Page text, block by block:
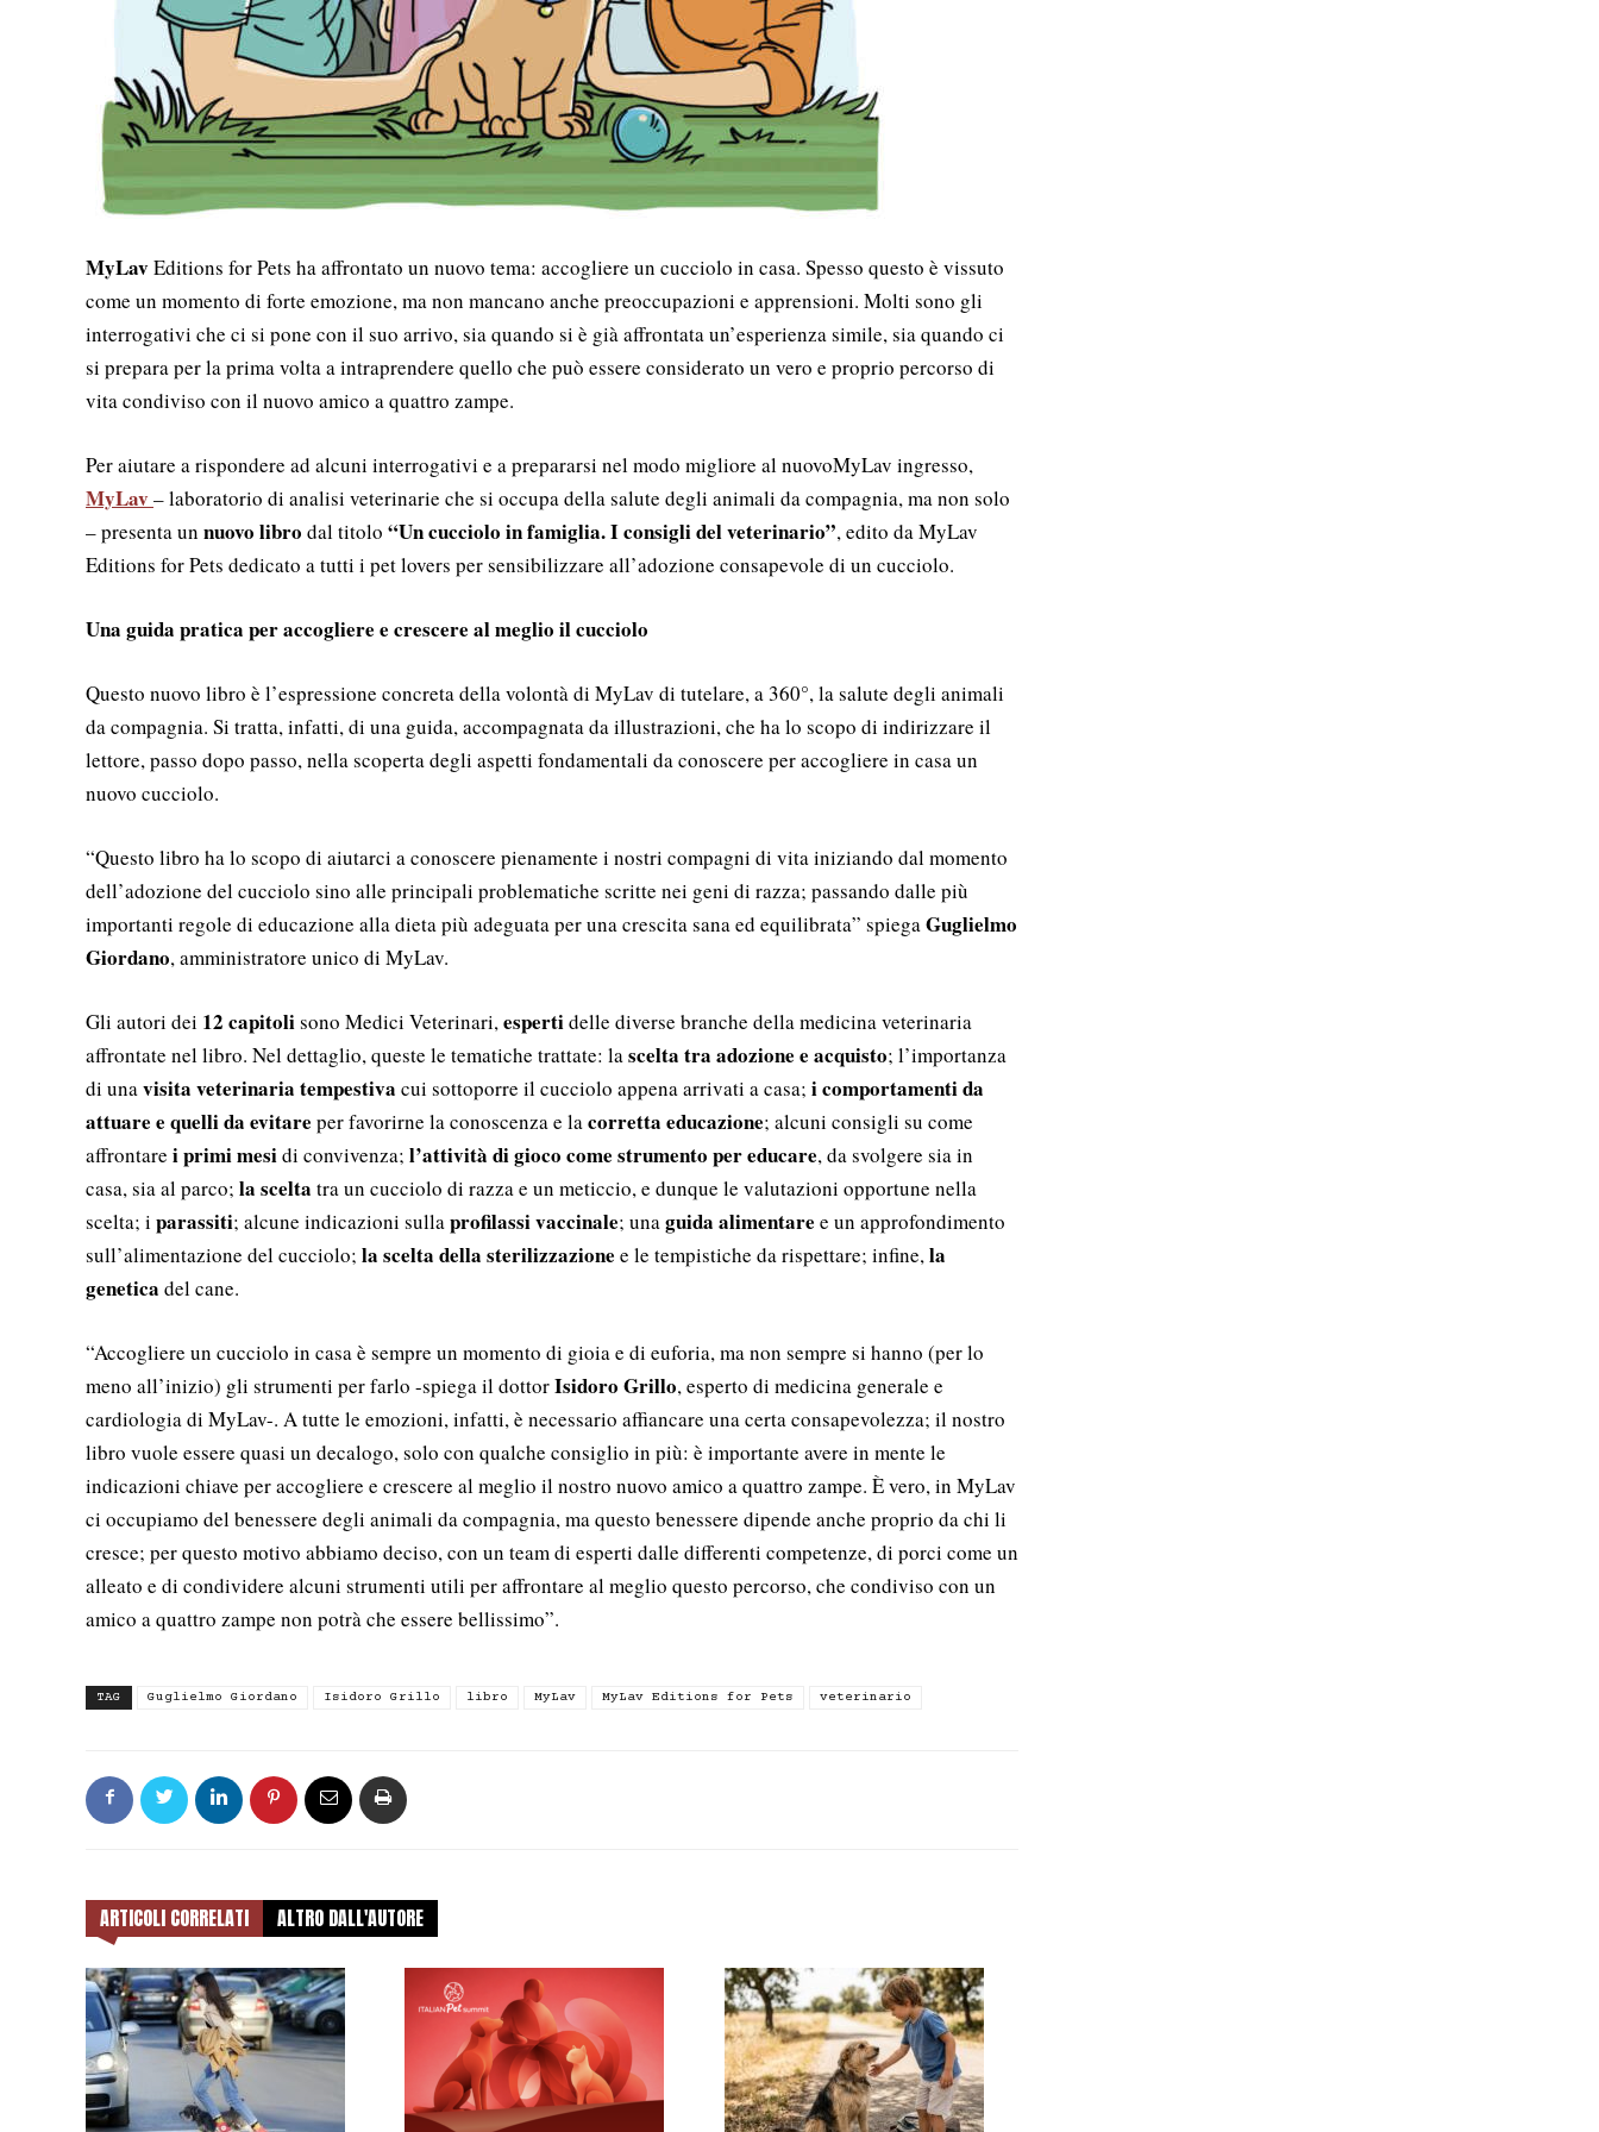
MyLavEditions for Pets ha affrontato un nuovo tema: accogliere un cucciolo in casa. Spesso questo è vissuto
come un momento di forte emozione, ma non mancano anche preoccupazioni e apprensioni. Molti sono gli
interrogativi che ci si pone con il suo arrivo, sia quando si è già affrontata un’esperienza simile, sia quando ci
si prepara per la prima volta a intraprendere quello che può essere considerato un vero e proprio percorso di
vita condiviso con il nuovo amico a quattro zampe.
Per aiutare a rispondere ad alcuni interrogativi e a prepararsi nel modo migliore al nuovoMyLav ingresso,
MyLav – laboratorio di analisi veterinarie che si occupa della salute degli animali da compagnia, ma non solo
– presenta un nuovo libro dal titolo “Un cucciolo in famiglia. I consigli del veterinario”, edito da MyLav
Editions for Pets dedicato a tutti i pet lovers per sensibilizzare all’adozione consapevole di un cucciolo.
Una guida pratica per accogliere e crescere al meglio il cucciolo
Questo nuovo libro è l’espressione concreta della volontà di MyLav di tutelare, a 360°, la salute degli animali
da compagnia. Si tratta, infatti, di una guida, accompagnata da illustrazioni, che ha lo scopo di indirizzare il
lettore, passo dopo passo, nella scoperta degli aspetti fondamentali da conoscere per accogliere in casa un
nuovo cucciolo.
“Questo libro ha lo scopo di aiutarci a conoscere pienamente i nostri compagni di vita iniziando dal momento
dell’adozione del cucciolo sino alle principali problematiche scritte nei geni di razza; passando dalle più
importanti regole di educazione alla dieta più adeguata per una crescita sana ed equilibrata” spiegaGuglielmo
Giordano, amministratore unico di MyLav.
Gli autori dei 12 capitolisono Medici Veterinari,espertidelle diverse branche della medicina veterinaria
affrontate nel libro. Nel dettaglio, queste le tematiche trattate: lascelta tra adozione e acquisto; l’importanza
di unavisita veterinaria tempestiva cui sottoporre il cucciolo appena arrivati a casa; i comportamenti da
attuare e quelli da evitare per favorirne la conoscenza e lacorretta educazione; alcuni consigli su come
affrontare i primi mesidi convivenza; l’attività di gioco come strumento per educare, da svolgere sia in
casa, sia al parco; la scelta tra un cucciolo di razza e un meticcio, e dunque le valutazioni opportune nella
scelta; i parassiti; alcune indicazioni sullaprofilassi vaccinale; unaguida alimentare e un approfondimento
sull’alimentazione del cucciolo; la scelta della sterilizzazione e le tempistiche da rispettare; infine,la
genetica del cane.
“Accogliere un cucciolo in casa è sempre un momento di gioia e di euforia, ma non sempre si hanno (per lo
meno all’inizio) gli strumenti per farlo -spiega il dottorIsidoro Grillo, esperto di medicina generale e
cardiologia di MyLav-. A tutte le emozioni, infatti, è necessario affiancare una certa consapevolezza; il nostro
libro vuole essere quasi un decalogo, solo con qualche consiglio in più: è importante avere in mente le
indicazioni chiave per accogliere e crescere al meglio il nostro nuovo amico a quattro zampe. È vero, in MyLav
ci occupiamo del benessere degli animali da compagnia, ma questo benessere dipende anche proprio da chi li
cresce; per questo motivo abbiamo deciso, con un team di esperti dalle differenti competenze, di porci come un
alleato e di condividere alcuni strumenti utili per affrontare al meglio questo percorso, che condiviso con un
amico a quattro zampe non potrà che essere bellissimo”.
TAG Guglielmo Giordano Isidoro Grillo libro MyLav MyLav Editions for Pets veterinario
ARTICOLI CORRELATI ALTRO DALL'AUTORE